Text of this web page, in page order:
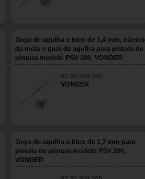
Jogo de agulha e bico de 1,4 mm, núcleo
da mola e guia da agulha para pistola de
pintura modelo PSV 100, VONDER
62.20.200.102
VONDER
Jogo de agulha e bico de 1,7 mm para
pistola de pintura modelo PSV 200,
VONDER